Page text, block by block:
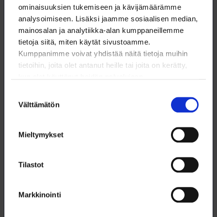
ominaisuuksien tukemiseen ja kävijämäärämme
analysoimiseen. Lisäksi jaamme sosiaalisen median,
mainosalan ja analytiikka-alan kumppaneillemme
tietoja siitä, miten käytät sivustoamme.
Kumppanimme voivat yhdistää näitä tietoja muihin
tietoihin, joita olet antanut heille tai joita on kerätty,
valinta
Välttämätön
Mieltymykset
Tilastot
Markkinointi
työehtosopimus on laajentumassa, kun siihen
liittymisestä ovat jo päättäneet Suomen
Metsäyhdistys sekä Suomen Metsäsertifiointi eli
PEFC Suomi. Lisääkin mukaan tulijoita on
todennäköisesti tulossa.
Neuvottelupäällikkö
jukka.sippola@loimu.fi